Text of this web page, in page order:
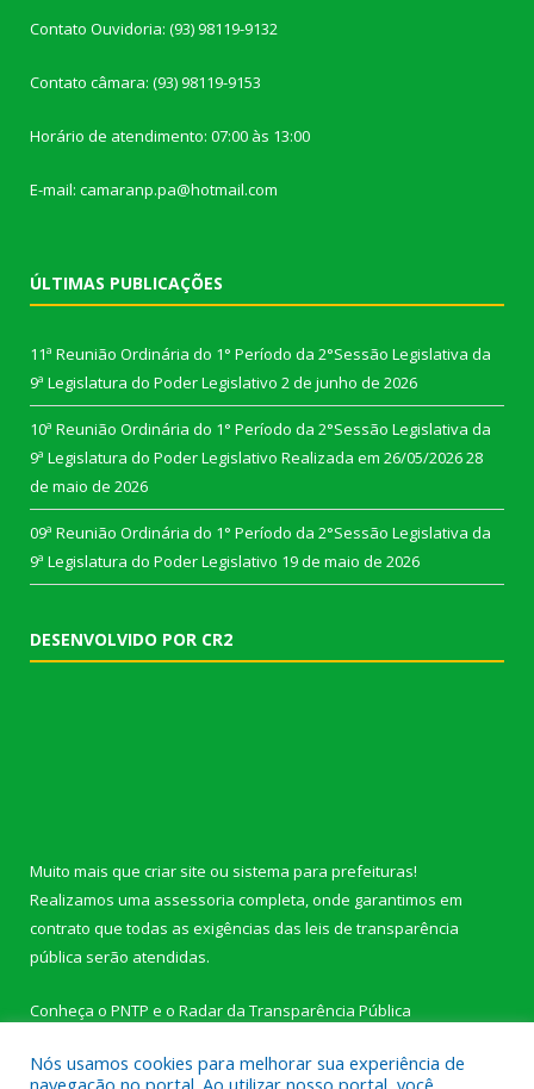
Contato Ouvidoria: (93) 98119-9132
Contato câmara: (93) 98119-9153
Horário de atendimento: 07:00 às 13:00
E-mail: camaranp.pa@hotmail.com
ÚLTIMAS PUBLICAÇÕES
11ª Reunião Ordinária do 1° Período da 2°Sessão Legislativa da
9ª Legislatura do Poder Legislativo 2 de junho de 2026
10ª Reunião Ordinária do 1° Período da 2°Sessão Legislativa da
9ª Legislatura do Poder Legislativo Realizada em 26/05/202628
de maio de 2026
09ª Reunião Ordinária do 1° Período da 2°Sessão Legislativa da
9ª Legislatura do Poder Legislativo 19 de maio de 2026
DESENVOLVIDO POR CR2
Muito mais que criar site ou sistema para prefeituras!
Realizamos uma assessoria completa, onde garantimos em
contrato que todas as exigências das leis de transparência
pública serão atendidas.
Conheça o PNTP e o Radar da Transparência Pública
Nós usamos cookies para melhorar sua experiência de
navegação no portal. Ao utilizar nosso portal, você